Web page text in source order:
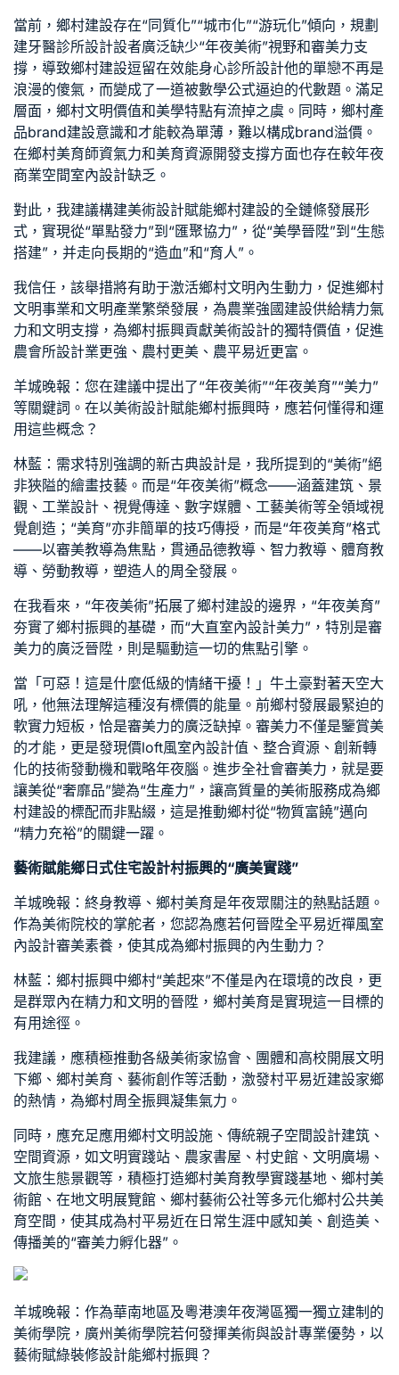
當前，鄉村建設存在“同質化”“城市化”“游玩化”傾向，規劃
建牙醫診所設計設者廣泛缺少“年夜美術”視野和審美力支
撐，導致鄉村建設逗留在效能身心診所設計他的單戀不再是
浪漫的傻氣，而變成了一道被數學公式逼迫的代數題。滿足
層面，鄉村文明價值和美學特點有流掉之虞。同時，鄉村產
品brand建設意識和才能較為單薄，難以構成brand溢價。
在鄉村美育師資氣力和美育資源開發支撐方面也存在較年夜
商業空間室內設計缺乏。
對此，我建議構建美術設計賦能鄉村建設的全鏈條發展形
式，實現從“單點發力”到“匯聚協力”，從“美學晉陞”到“生態
搭建”，并走向長期的“造血”和“育人”。
我信任，該舉措將有助于激活鄉村文明內生動力，促進鄉村
文明事業和文明產業繁榮發展，為農業強國建設供給精力氣
力和文明支撐，為鄉村振興貢獻美術設計的獨特價值，促進
農會所設計業更強、農村更美、農平易近更富。
羊城晚報：您在建議中提出了“年夜美術”“年夜美育”“美力”
等關鍵詞。在以美術設計賦能鄉村振興時，應若何懂得和運
用這些概念？
林藍：需求特別強調的新古典設計是，我所提到的“美術”絕
非狹隘的繪畫技藝。而是“年夜美術”概念——涵蓋建筑、景
觀、工業設計、視覺傳達、數字媒體、工藝美術等全領域視
覺創造；“美育”亦非簡單的技巧傳授，而是“年夜美育”格式
——以審美教導為焦點，貫通品德教導、智力教導、體育教
導、勞動教導，塑造人的周全發展。
在我看來，“年夜美術”拓展了鄉村建設的邊界，“年夜美育”
夯實了鄉村振興的基礎，而“大直室內設計美力”，特別是審
美力的廣泛晉陞，則是驅動這一切的焦點引擎。
當「可惡！這是什麼低級的情緒干擾！」牛土豪對著天空大
吼，他無法理解這種沒有標價的能量。前鄉村發展最緊迫的
軟實力短板，恰是審美力的廣泛缺掉。審美力不僅是鑒賞美
的才能，更是發現價loft風室內設計值、整合資源、創新轉
化的技術發動機和戰略年夜腦。進步全社會審美力，就是要
讓美從“奢靡品”變為“生產力”，讓高質量的美術服務成為鄉
村建設的標配而非點綴，這是推動鄉村從“物質富饒”邁向
“精力充裕”的關鍵一躍。
藝術賦能鄉 日式住宅設計村振興的“廣美實踐”
羊城晚報：終身教導、鄉村美育是年夜眾關注的熱點話題。
作為美術院校的掌舵者，您認為應若何晉陞全平易近禪風室
內設計審美素養，使其成為鄉村振興的內生動力？
林藍：鄉村振興中鄉村“美起來”不僅是內在環境的改良，更
是群眾內在精力和文明的晉陞，鄉村美育是實現這一目標的
有用途徑。
我建議，應積極推動各級美術家協會、團體和高校開展文明
下鄉、鄉村美育、藝術創作等活動，激發村平易近建設家鄉
的熱情，為鄉村周全振興凝集氣力。
同時，應充足應用鄉村文明設施、傳統親子空間設計建筑、
空間資源，如文明實踐站、農家書屋、村史館、文明廣場、
文旅生態景觀等，積極打造鄉村美育教學實踐基地、鄉村美
術館、在地文明展覽館、鄉村藝術公社等多元化鄉村公共美
育空間，使其成為村平易近在日常生涯中感知美、創造美、
傳播美的“審美力孵化器”。
羊城晚報：作為華南地區及粵港澳年夜灣區獨一獨立建制的
美術學院，廣州美術學院若何發揮美術與設計專業優勢，以
藝術賦綠裝修設計能鄉村振興？